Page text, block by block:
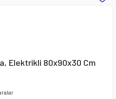
Elektrikli 80x90x30 Cm